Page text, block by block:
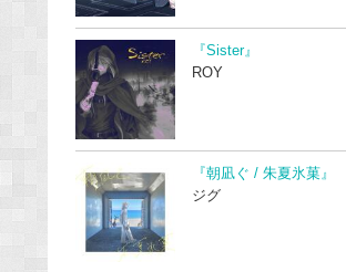
『Sister』
ROY
『朝凪ぐ / 朱夏氷菓』
ジグ